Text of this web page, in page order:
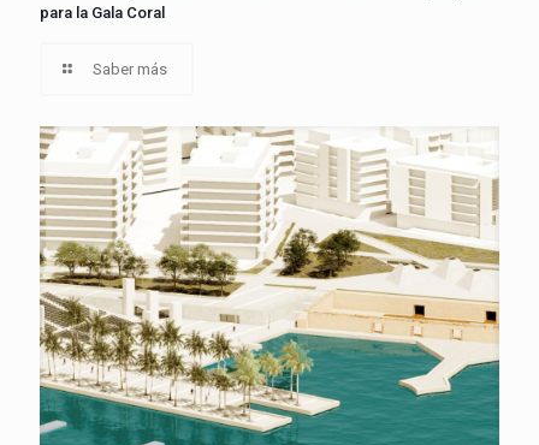
para la Gala Coral
Saber más